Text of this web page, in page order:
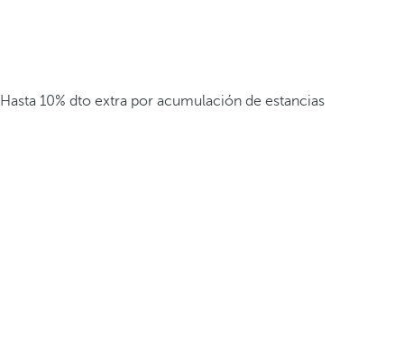
Hasta 10% dto extra por acumulación de estancias